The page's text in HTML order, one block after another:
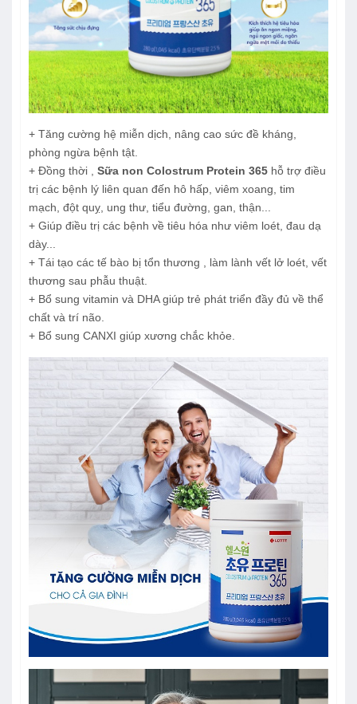
+ Tăng cường hệ miễn dịch, nâng cao sức đề kháng,
phòng ngừa bệnh tật.
+ Đồng thời , Sữa non Colostrum Protein 365 hỗ trợ điều
trị các bệnh lý liên quan đến hô hấp, viêm xoang, tim
mạch, đột quỵ, ung thư, tiểu đường, gan, thận...
+ Giúp điều trị các bệnh về tiêu hóa như viêm loét, đau dạ
dày...
+ Tái tạo các tế bào bị tổn thương , làm lành vết lở loét, vết
thương sau phẫu thuật.
+ Bổ sung vitamin và DHA giúp trẻ phát triển đầy đủ về thể
chất và trí não.
+ Bổ sung CANXI giúp xương chắc khỏe.